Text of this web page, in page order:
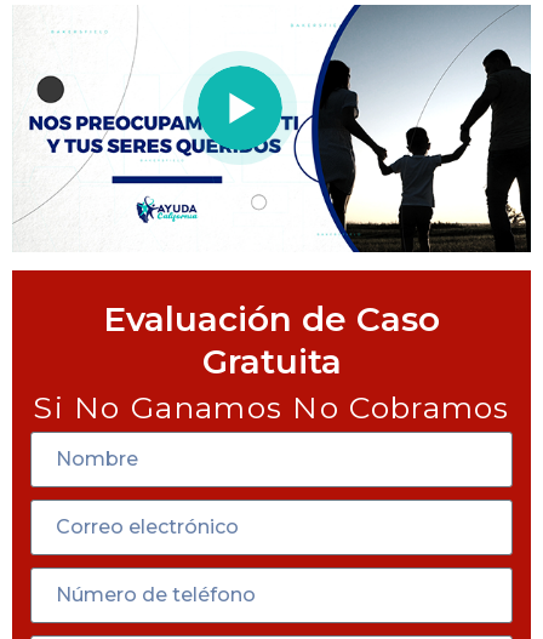
Evaluación de Caso
Gratuita
Si No Ganamos No Cobramos